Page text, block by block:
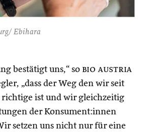
Ebihara
bestätigt uns,“ so bio austria
„dass der Weg den wir seit
richtige ist und wir gleichzeitig
der Konsument:innen
setzen uns nicht nur für eine